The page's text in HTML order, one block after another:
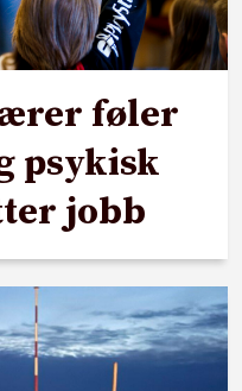
føler
psykisk
jobb